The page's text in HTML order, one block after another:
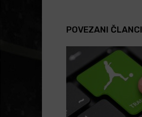
POVEZANI ČLANCI